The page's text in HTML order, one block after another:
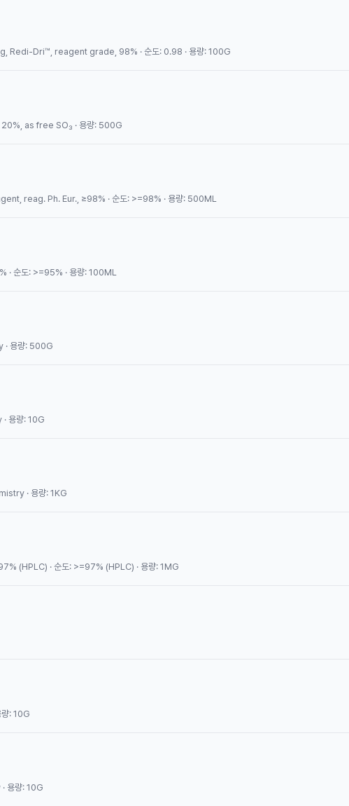
Redi-Dri™, reagent grade, 98% · 순도: 0.98 · 용량: 100G
as free SO₃ · 용량: 500G
reag. Ph. Eur., ≥98% · 순도: >=98% · 용량: 500ML
· 순도: >=95% · 용량: 100ML
· 용량: 500G
용량: 10G
· 용량: 1KG
(HPLC) · 순도: >=97% (HPLC) · 용량: 1MG
: 10G
용량: 10G